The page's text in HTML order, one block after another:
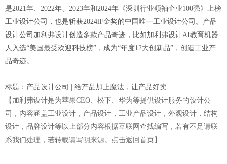
是2021年、2022年、2023年和2024年《深圳行业领袖企业100强》上榜
工业设计公司，也是斩获2024iF金奖的中国唯一工业设计公司。 产品
设计公司加利弗设计创造多款产品奇迹，比如加利弗设计AI教育机器
人入选“美国最受欢迎科技榜”，成为“年度12大创新品”，创造工业产
品奇迹。
标题： 产品设计公司 | 给产品加上魔法，让产品好卖
【加利弗设计是为苹果CEO、松下、华为等提供设计服务的设计公
司， 内容涵盖工业设计，产品设计，工业产品设计，外观设计，结构
设计，品牌设计等以上部分内容根据互联网查找编写，若有不足请联
系我们处理，若转载请写明来源。
点击返回首页 】